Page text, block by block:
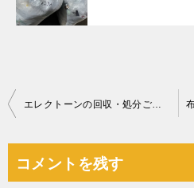
投
ビ
エレクトーンの回収・処分ご依頼 お客様の声
コメントを残す